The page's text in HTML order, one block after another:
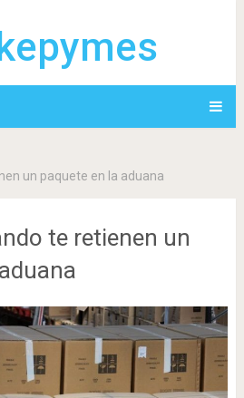
un paquete en la aduana
te retienen un